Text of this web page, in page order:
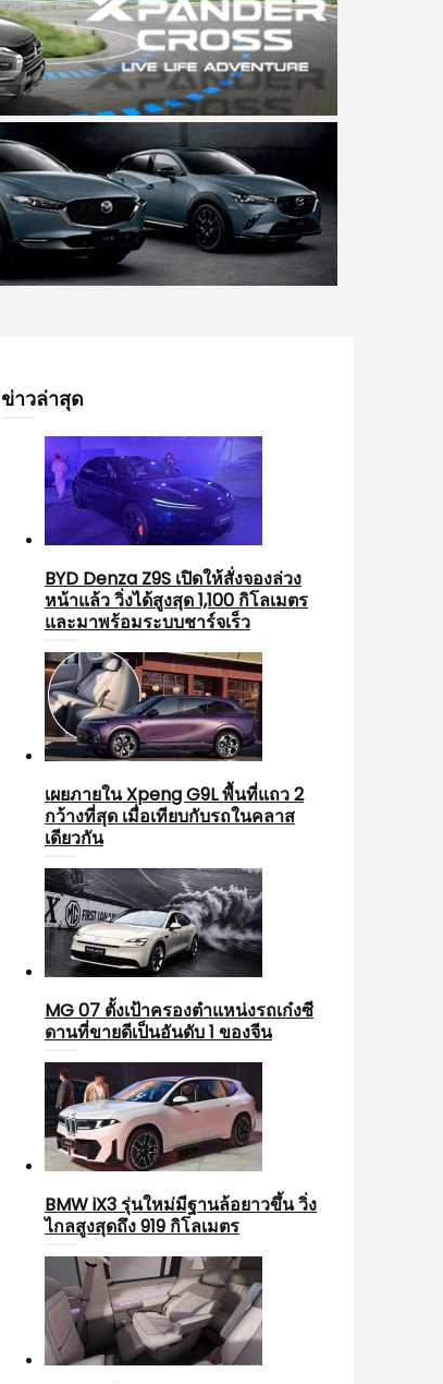
ข่าวล่าสุด
BYD Denza Z9S เปิดให้สั่งจองล่วง
หน้าแล้ว วิ่งได้สูงสุด 1,100 กิโลเมตร
และมาพร้อมระบบชาร์จเร็ว
เผยภายใน Xpeng G9L พื้นที่แถว 2
กว้างที่สุด เมื่อเทียบกับรถในคลาส
เดียวกัน
MG 07 ตั้งเป้าครองตำแหน่งรถเก๋งซี
ดานที่ขายดีเป็นอันดับ 1 ของจีน
BMW iX3 รุ่นใหม่มีฐานล้อยาวขึ้น วิ่ง
ไกลสูงสุดถึง 919 กิโลเมตร